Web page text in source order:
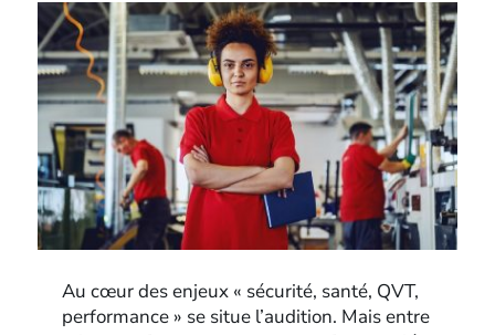
Au cœur des enjeux « sécurité, santé, QVT,
performance » se situe l’audition. Mais entre